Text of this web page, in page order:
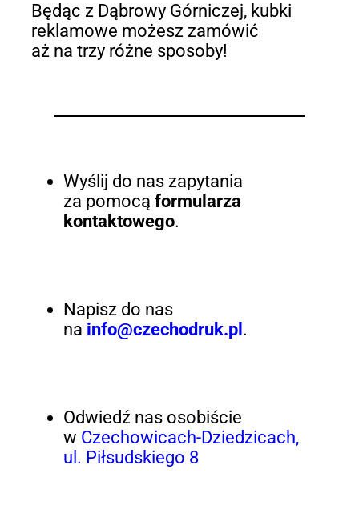
Będąc z Dąbrowy Górniczej, kubki
reklamowe możesz zamówić
aż na trzy różne sposoby!
Wyślij do nas zapytania
za pomocą formularza
kontaktowego.
Napisz do nas
na info@czechodruk.pl .
Odwiedź nas osobiście
w Czechowicach-Dziedzicach,
ul. Piłsudskiego 8